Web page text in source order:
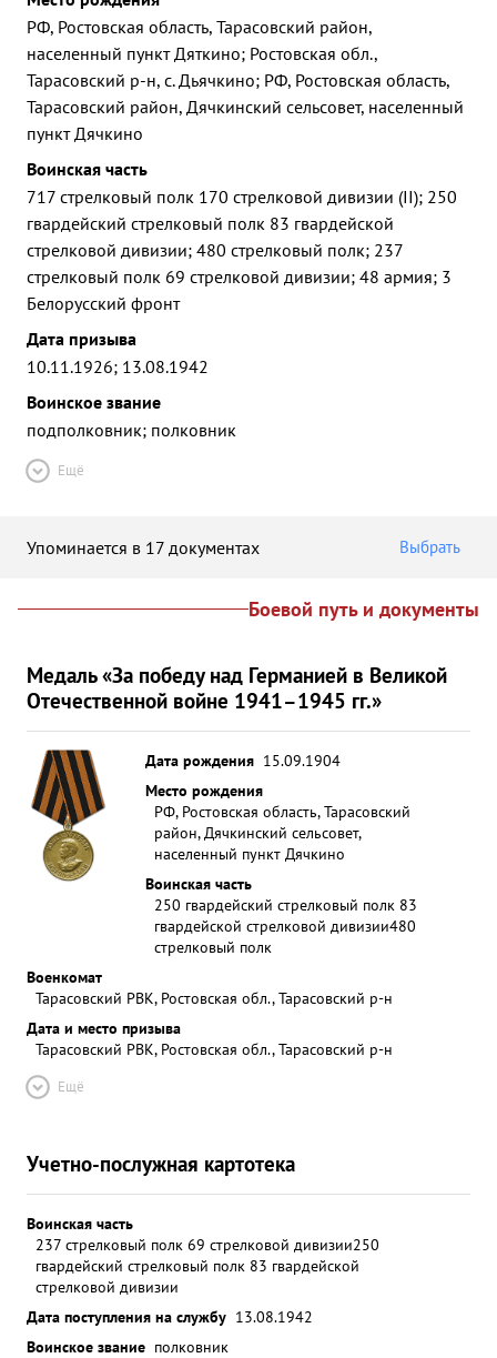
РФ, Ростовская область, Тарасовский район,
населенный пункт Дяткино; Ростовская обл.,
Тарасовский р-н, с. Дьячкино; РФ, Ростовская область,
Тарасовский район, Дячкинский сельсовет, населенный
пункт Дячкино
Воинская часть
717 стрелковый полк 170 стрелковой дивизии (II); 250
гвардейский стрелковый полк 83 гвардейской
стрелковой дивизии; 480 стрелковый полк; 237
стрелковый полк 69 стрелковой дивизии; 48 армия; 3
Белорусский фронт
Дата призыва
10.11.1926; 13.08.1942
Воинское звание
подполковник; полковник
Ещё
Упоминается в 17 документах Выбрать
Боевой путь и документы
Медаль «За победу над Германией в Великой
Отечественной войне 1941–1945 гг.»
Дата рождения 15.09.1904
Место рождения
РФ, Ростовская область, Тарасовский
район, Дячкинский сельсовет,
населенный пункт Дячкино
Воинская часть
250 гвардейский стрелковый полк 83
гвардейской стрелковой дивизии480
стрелковый полк
Военкомат
Тарасовский РВК, Ростовская обл., Тарасовский р-н
Дата и место призыва
Тарасовский РВК, Ростовская обл., Тарасовский р-н
Ещё
Учетно-послужная картотека
Воинская часть
237 стрелковый полк 69 стрелковой дивизии250
гвардейский стрелковый полк 83 гвардейской
стрелковой дивизии
Дата поступления на службу 13.08.1942
Воинское звание полковник